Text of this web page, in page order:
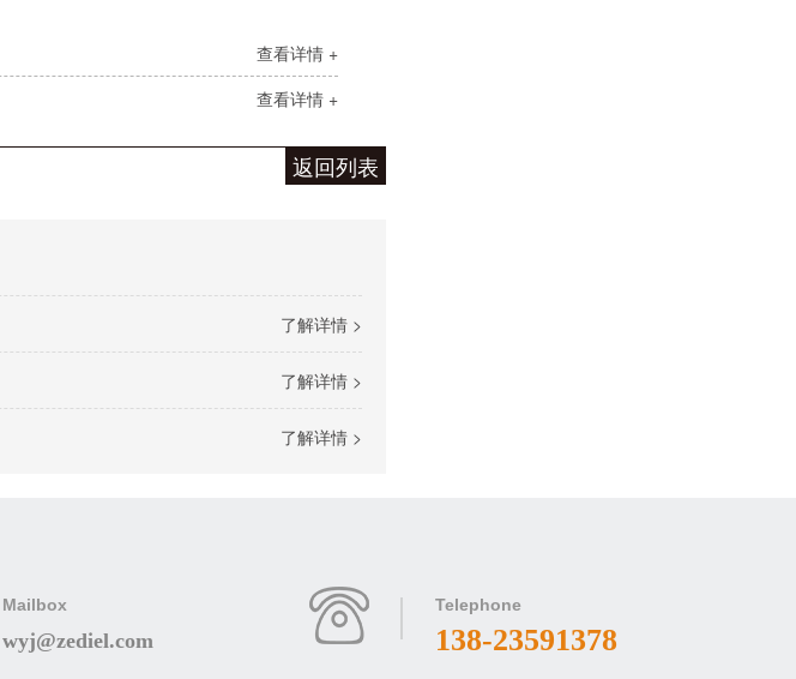
查看详情 +
查看详情 +
返回列表
了解详情 >
了解详情 >
了解详情 >
ZCS80开发板
Mailbox
wyj@zediel.com
Telephone
138-23591378